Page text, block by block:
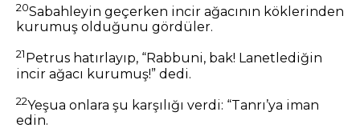
20Sabahleyin geçerken incir ağacının köklerinden
kurumuş olduğunu gördüler.
21 Petrus hatırlayıp, “Rabbuni, bak! Lanetlediğin
incir ağacı kurumuş!” dedi.
22Yeşua onlara şu karşılığı verdi: “Tanrı’ya iman
edin.